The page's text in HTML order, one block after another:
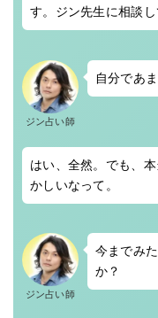
す。ジン先生に相談し
ジン占い師
自分であ
はい、全然。でも、
かしいなって。
ジン占い師
今までみ
か？